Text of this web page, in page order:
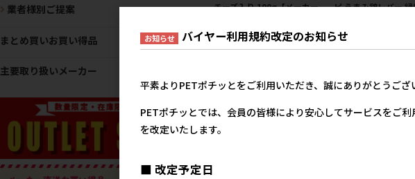
チーズ入り 100g【メーカー
メーカー希望小売価格
205円
ピ うまみ鶏レバー
カーフェア10】
メーカー希望
業者様別ご提案
まとめ買いお買い得品
主要取り扱いメーカー
お知らせ バイヤー利用規約改定のお知らせ
平素よりPETポチッとをご利用いただき、誠にありがとうござ
PETポチッとでは、会員の皆様により安心してサービスをご
を改定いたします。
■ 改定予定日